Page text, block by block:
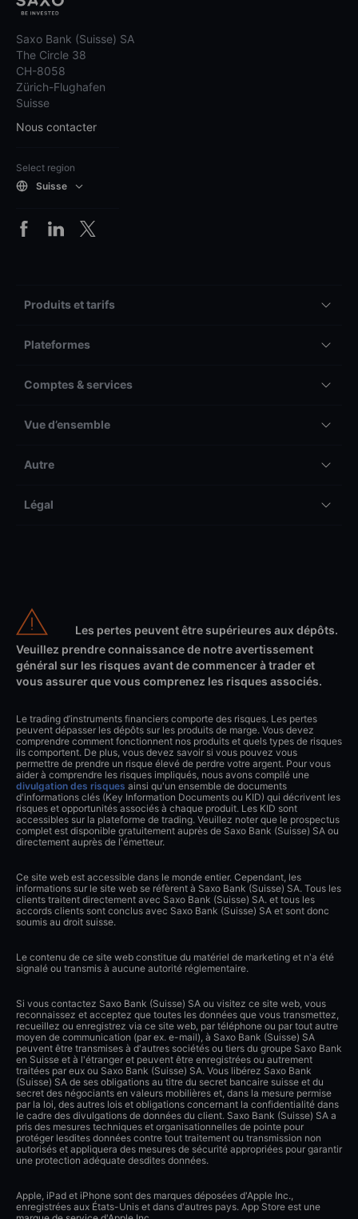
Saxo Bank (Suisse) SA
The Circle 38
CH-8058
Zürich-Flughafen
Suisse
Nous contacter
Select region
Suisse
Produits et tarifs
Plateformes
Comptes & services
Vue d’ensemble
Autre
Légal
Les pertes peuvent être supérieures aux dépôts.
Veuillez prendre connaissance de notre avertissement
général sur les risques avant de commencer à trader et
vous assurer que vous comprenez les risques associés.
Le trading d’instruments financiers comporte des risques. Les pertes
peuvent dépasser les dépôts sur les produits de marge. Vous devez
comprendre comment fonctionnent nos produits et quels types de risques
ils comportent. De plus, vous devez savoir si vous pouvez vous
permettre de prendre un risque élevé de perdre votre argent. Pour vous
aider à comprendre les risques impliqués, nous avons compilé une
divulgation des risques ainsi qu'un ensemble de documents
d'informations clés (Key Information Documents ou KID) qui décrivent les
risques et opportunités associés à chaque produit. Les KID sont
accessibles sur la plateforme de trading. Veuillez noter que le prospectus
complet est disponible gratuitement auprès de Saxo Bank (Suisse) SA ou
directement auprès de l'émetteur.
Ce site web est accessible dans le monde entier. Cependant, les
informations sur le site web se réfèrent à Saxo Bank (Suisse) SA. Tous les
clients traitent directement avec Saxo Bank (Suisse) SA. et tous les
accords clients sont conclus avec Saxo Bank (Suisse) SA et sont donc
soumis au droit suisse.
Le contenu de ce site web constitue du matériel de marketing et n'a été
signalé ou transmis à aucune autorité réglementaire.
Si vous contactez Saxo Bank (Suisse) SA ou visitez ce site web, vous
reconnaissez et acceptez que toutes les données que vous transmettez,
recueillez ou enregistrez via ce site web, par téléphone ou par tout autre
moyen de communication (par ex. e-mail), à Saxo Bank (Suisse) SA
peuvent être transmises à d'autres sociétés ou tiers du groupe Saxo Bank
en Suisse et à l'étranger et peuvent être enregistrées ou autrement
traitées par eux ou Saxo Bank (Suisse) SA. Vous libérez Saxo Bank
(Suisse) SA de ses obligations au titre du secret bancaire suisse et du
secret des négociants en valeurs mobilières et, dans la mesure permise
par la loi, des autres lois et obligations concernant la confidentialité dans
le cadre des divulgations de données du client. Saxo Bank (Suisse) SA a
pris des mesures techniques et organisationnelles de pointe pour
protéger lesdites données contre tout traitement ou transmission non
autorisés et appliquera des mesures de sécurité appropriées pour garantir
une protection adéquate desdites données.
Apple, iPad et iPhone sont des marques déposées d'Apple Inc.,
enregistrées aux États-Unis et dans d'autres pays. App Store est une